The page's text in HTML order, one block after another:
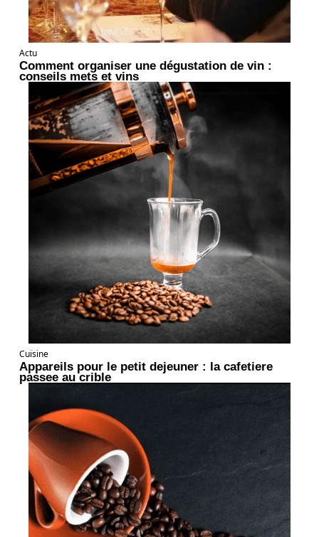
Actu
Comment organiser une dégustation de vin :
conseils mets et vins
Cuisine
Appareils pour le petit dejeuner : la cafetiere
passee au crible